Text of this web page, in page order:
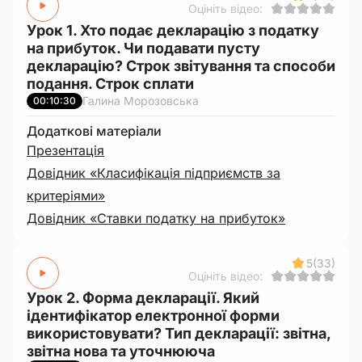
Оцініть відео:
Урок 1. Хто подає декларацію з податку
на прибуток. Чи подавати пусту
декларацію? Строк звітування та способи
подання. Строк сплати
00:10:30 Галина Морозовська
Додаткові матеріали
Презентація
Довідник «Класифікація підприємств за
критеріями»
Довідник «Ставки податку на прибуток»
5(33)
Оцініть відео:
Урок 2. Форма декларації. Який
ідентифікатор електронної форми
використовувати? Тип декларації: звітна,
звітна нова та уточнююча